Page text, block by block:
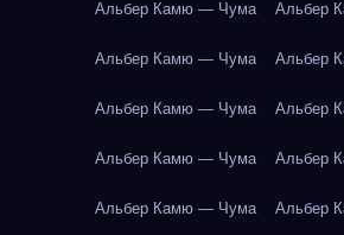
Альбер Камю — Чума Альбер
Альбер Камю — Чума Альбер
Альбер Камю — Чума Альбер
Альбер Камю — Чума Альбер
Альбер Камю — Чума Альбер